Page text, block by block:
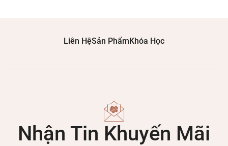
Liên HệSản PhẩmKhóa Học
Nhận Tin Khuyến Mãi